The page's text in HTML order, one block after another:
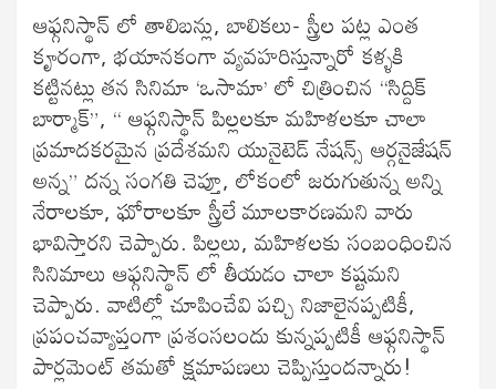
ఆఫ్గనిస్థాన్ లో తాలిబన్లు, బాలికలు- స్త్రీల పట్ల ఎంత
కౄరంగా, భయానకంగా వ్యవహరిస్తున్నారో కళ్ళకి
కట్టినట్లు తన సినిమా ‘ఒసామా’ లో చిత్రించిన “సిద్దిక్
బార్మాక్”, “ ఆఫ్గనిస్థాన్ పిల్లలకూ మహిళలకూ చాలా
ప్రమాదకరమైన ప్రదేశమని యునైటెడ్ నేషన్స్ ఆర్గనైజేషన్
అన్న” దన్న సంగతి చెప్తూ, లోకంలో జరుగుతున్న అన్ని
నేరాలకూ, ఘోరాలకూ స్త్రీలే మూలకారణమని వారు
భావిస్తారని చెప్పారు. పిల్లలు, మహిళలకు సంబంధించిన
సినిమాలు ఆఫ్గనిస్థాన్ లో తీయడం చాలా కష్టమని
చెప్పారు. వాటిల్లో చూపించేవి పచ్చి నిజాలైనప్పటికీ,
ప్రపంచవ్యాప్తంగా ప్రశంసలందు కున్నప్పటికీ ఆఫ్గనిస్థాన్
పార్లమెంట్ తమతో క్షమాపణలు చెప్పిస్తుందన్నారు!